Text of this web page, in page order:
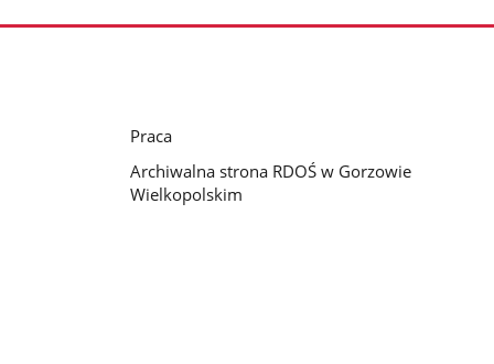
Praca
Archiwalna strona RDOŚ w Gorzowie
Wielkopolskim